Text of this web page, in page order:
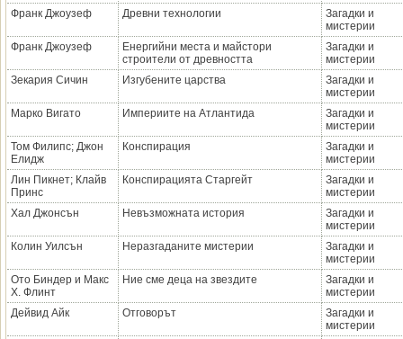
Франк Джоузеф
Древни технологии
Загадки и
мистерии
Франк Джоузеф
Енергийни места и майстори
строители от древността
Загадки и
мистерии
Зекария Сичин
Изгубените царства
Загадки и
мистерии
Марко Вигато
Империите на Атлантида
Загадки и
мистерии
Том Филипс; Джон
Елидж
Конспирация
Загадки и
мистерии
Лин Пикнет; Клайв
Принс
Конспирацията Старгейт
Загадки и
мистерии
Хал Джонсън
Невъзможната история
Загадки и
мистерии
Колин Уилсън
Неразгаданите мистерии
Загадки и
мистерии
Ото Биндер и Макс
Х. Флинт
Ние сме деца на звездите
Загадки и
мистерии
Дейвид Айк
Отговорът
Загадки и
мистерии